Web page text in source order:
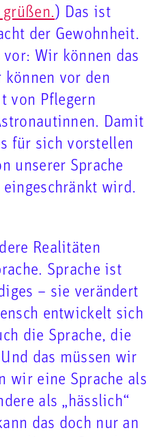
) Das ist
der Gewohnheit.
Wir können das
können vor den
von Pflegern
Damit
für sich vorstellen
unserer Sprache
wird.
Realitäten
Sprache ist
– sie verändert
entwickelt sich
die Sprache, die
das müssen wir
wir eine Sprache als
als „hässlich“
das doch nur an